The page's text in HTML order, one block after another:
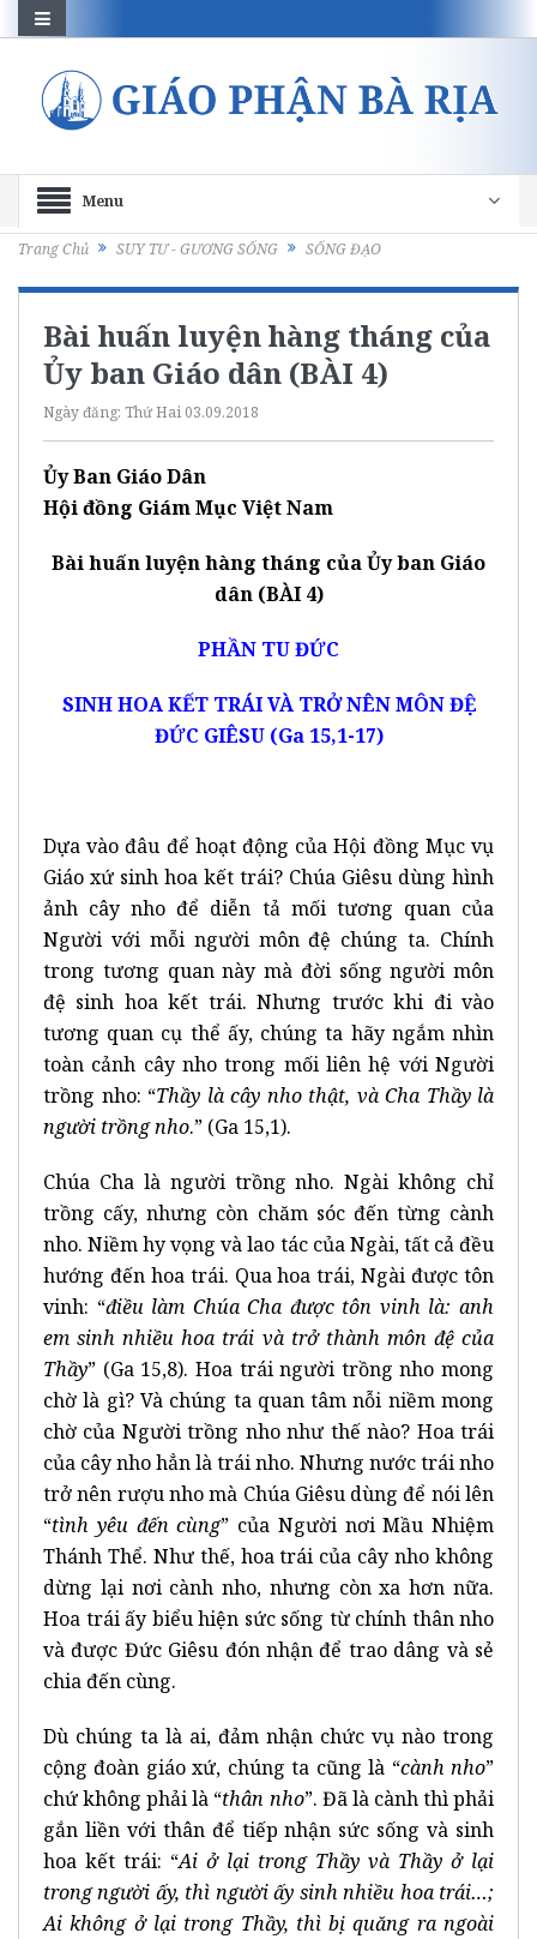
Menu
Trang Chủ SUY TƯ - GƯƠNG SỐNG SỐNG ĐẠO
Bài huấn luyện hàng tháng của
Ủy ban Giáo dân (BÀI 4)
Ngày đăng: Thứ Hai 03.09.2018
Ủy Ban Giáo Dân
Hội đồng Giám Mục Việt Nam
Bài huấn luyện hàng tháng của Ủy ban Giáo
dân (BÀI 4)
PHẦN TU ĐỨC
SINH HOA KẾT TRÁI VÀ TRỞ NÊN MÔN ĐỆ
ĐỨC GIÊSU (Ga 15,1-17)
Dựa vào đâu để hoạt động của Hội đồng Mục vụ
Giáo xứ sinh hoa kết trái? Chúa Giêsu dùng hình
ảnh cây nho để diễn tả mối tương quan của
Người với mỗi người môn đệ chúng ta. Chính
trong tương quan này mà đời sống người môn
đệ sinh hoa kết trái. Nhưng trước khi đi vào
tương quan cụ thể ấy, chúng ta hãy ngắm nhìn
toàn cảnh cây nho trong mối liên hệ với Người
trồng nho: “Thầy là cây nho thật, và Cha Thầy là
người trồng nho.” (Ga 15,1).
Chúa Cha là người trồng nho. Ngài không chỉ
trồng cấy, nhưng còn chăm sóc đến từng cành
nho. Niềm hy vọng và lao tác của Ngài, tất cả đều
hướng đến hoa trái. Qua hoa trái, Ngài được tôn
vinh: “điều làm Chúa Cha được tôn vinh là: anh
em sinh nhiều hoa trái và trở thành môn đệ của
Thầy” (Ga 15,8). Hoa trái người trồng nho mong
chờ là gì? Và chúng ta quan tâm nỗi niềm mong
chờ của Người trồng nho như thế nào? Hoa trái
của cây nho hẳn là trái nho. Nhưng nước trái nho
trở nên rượu nho mà Chúa Giêsu dùng để nói lên
“tình yêu đến cùng” của Người nơi Mầu Nhiệm
Thánh Thể. Như thế, hoa trái của cây nho không
dừng lại nơi cành nho, nhưng còn xa hơn nữa.
Hoa trái ấy biểu hiện sức sống từ chính thân nho
và được Đức Giêsu đón nhận để trao dâng và sẻ
chia đến cùng.
Dù chúng ta là ai, đảm nhận chức vụ nào trong
cộng đoàn giáo xứ, chúng ta cũng là “cành nho”
chứ không phải là “thân nho”. Đã là cành thì phải
gắn liền với thân để tiếp nhận sức sống và sinh
hoa kết trái: “Ai ở lại trong Thầy và Thầy ở lại
trong người ấy, thì người ấy sinh nhiều hoa trái…;
Ai không ở lại trong Thầy, thì bị quăng ra ngoài